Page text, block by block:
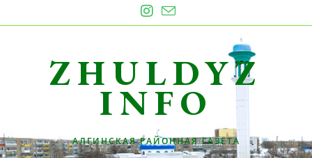
к
ZHULDYZ
INFO
АЛГИНСКАЯ РАЙОННАЯ ГАЗЕТА